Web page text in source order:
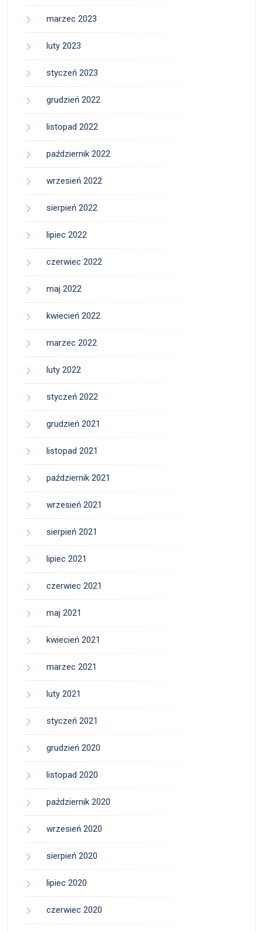
marzec 2023
luty 2023
styczeń 2023
grudzień 2022
listopad 2022
październik 2022
wrzesień 2022
sierpień 2022
lipiec 2022
czerwiec 2022
maj 2022
kwiecień 2022
marzec 2022
luty 2022
styczeń 2022
grudzień 2021
listopad 2021
październik 2021
wrzesień 2021
sierpień 2021
lipiec 2021
czerwiec 2021
maj 2021
kwiecień 2021
marzec 2021
luty 2021
styczeń 2021
grudzień 2020
listopad 2020
październik 2020
wrzesień 2020
sierpień 2020
lipiec 2020
czerwiec 2020